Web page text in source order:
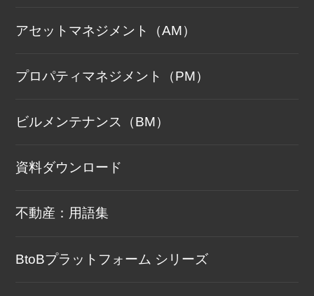
アセットマネジメント（AM）
プロパティマネジメント（PM）
ビルメンテナンス（BM）
資料ダウンロード
不動産：用語集
BtoBプラットフォーム シリーズ